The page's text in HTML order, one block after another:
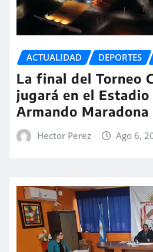
ACTUALIDAD DEPORTES
La final del Torneo
jugará en el
Armando Maradona
Hector Perez Ago 6,